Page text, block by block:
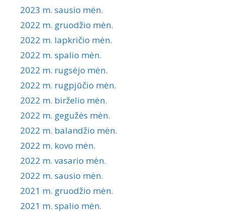
2023 m. sausio mėn.
2022 m. gruodžio mėn.
2022 m. lapkričio mėn.
2022 m. spalio mėn.
2022 m. rugsėjo mėn.
2022 m. rugpjūčio mėn.
2022 m. birželio mėn.
2022 m. gegužės mėn.
2022 m. balandžio mėn.
2022 m. kovo mėn.
2022 m. vasario mėn.
2022 m. sausio mėn.
2021 m. gruodžio mėn.
2021 m. spalio mėn.